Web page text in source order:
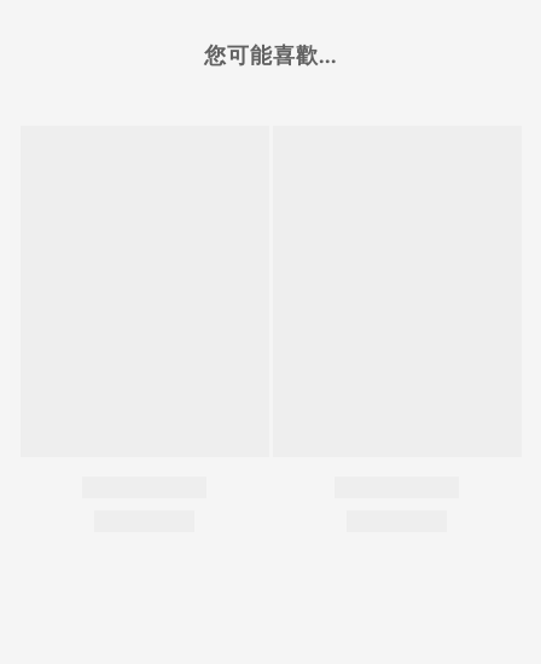
您可能喜歡...